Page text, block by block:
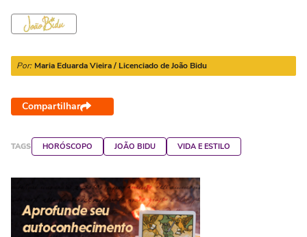
Por: Maria Eduarda Vieira / Licenciado de João Bidu
Compartilhar
TAGS HORÓSCOPO JOÃO BIDU VIDA E ESTILO